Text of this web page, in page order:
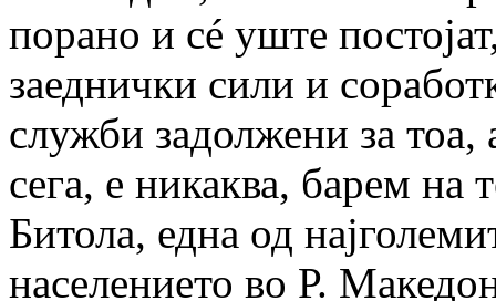
порано и сé уште
заеднички сили и
служби задолжени за тоа,
сега, е никаква, барем на
Битола, една од
населението во Р.